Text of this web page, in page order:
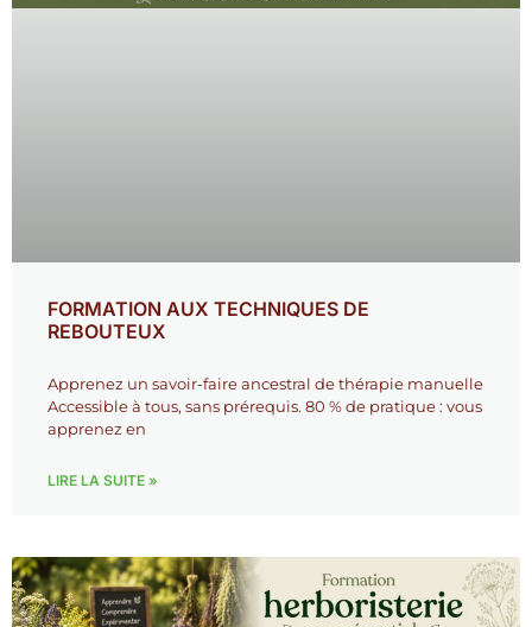
FORMATION AUX TECHNIQUES DE
REBOUTEUX
Apprenez un savoir-faire ancestral de thérapie manuelle
Accessible à tous, sans prérequis. 80 % de pratique : vous
apprenez en
LIRE LA SUITE »